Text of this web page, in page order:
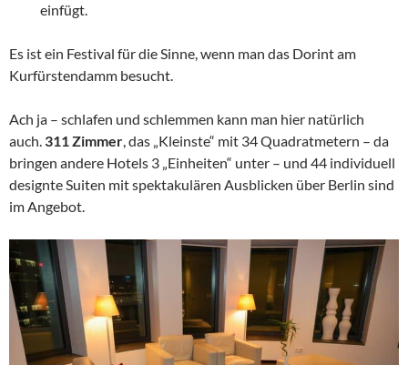
einfügt.
Es ist ein Festival für die Sinne, wenn man das Dorint am
Kurfürstendamm besucht.
Ach ja – schlafen und schlemmen kann man hier natürlich
auch. 311 Zimmer, das „Kleinste“ mit 34 Quadratmetern – da
bringen andere Hotels 3 „Einheiten“ unter – und 44 individuell
designte Suiten mit spektakulären Ausblicken über Berlin sind
im Angebot.